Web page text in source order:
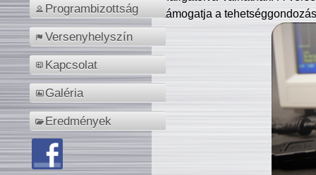
Programbizottság
Versenyhelyszín
Kapcsolat
Galéria
Eredmények
támogatja a